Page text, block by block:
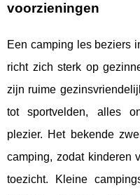
voorzieningen
Een camping les beziers
richt zich sterk op
zijn ruime
tot sportvelden, alles
plezier. Het bekende
camping, zodat kinderen
toezicht. Kleine